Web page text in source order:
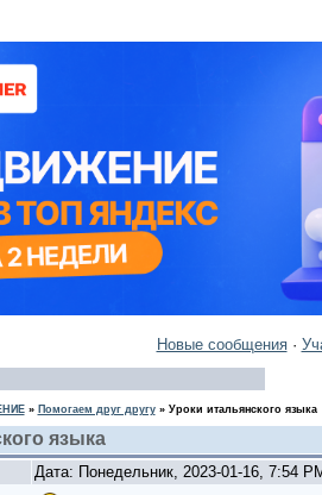
Новые сообщения·
» Помогаем друг другу» Уроки итальянского языка
языка
Дата: Понедельник, 2023-01-16, 7:54